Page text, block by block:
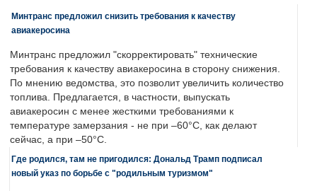
Минтранс предложил снизить требования к качеству
авиакеросина
Минтранс предложил "скорректировать" технические
требования к качеству авиакеросина в сторону снижения.
По мнению ведомства, это позволит увеличить количество
топлива. Предлагается, в частности, выпускать
авиакеросин с менее жесткими требованиями к
температуре замерзания - не при –60°C, как делают
сейчас, а при –50°C.
Где родился, там не пригодился: Дональд Трамп подписал
новый указ по борьбе с "родильным туризмом"